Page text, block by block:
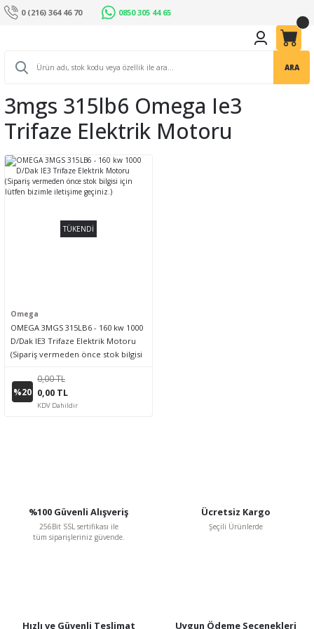
0 (216) 364 46 70 0850 305 44 65
ARA
3mgs 315lb6 Omega Ie3
Trifaze Elektrik Motoru
TÜKENDİ
Omega
OMEGA 3MGS 315LB6 - 160 kw 1000
D/Dak IE3 Trifaze Elektrik Motoru
(Sipariş vermeden önce stok bilgisi
%20
0,00 TL
0,00 TL
KDV Dahildir
%100 Güvenli Alışveriş
256Bit SSL sertifikası ile
tüm siparişleriniz güvende.
Ücretsiz Kargo
Şeçili Ürünlerde
Hızlı ve Güvenli Teslimat Uygun Ödeme Seçenekleri